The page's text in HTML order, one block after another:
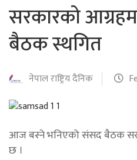
सरकारको
बैठक स्थगित
नेपाल राष्ट्रिय दैनिक
आज बस्ने भनिएको संसद बैठक
छ ।